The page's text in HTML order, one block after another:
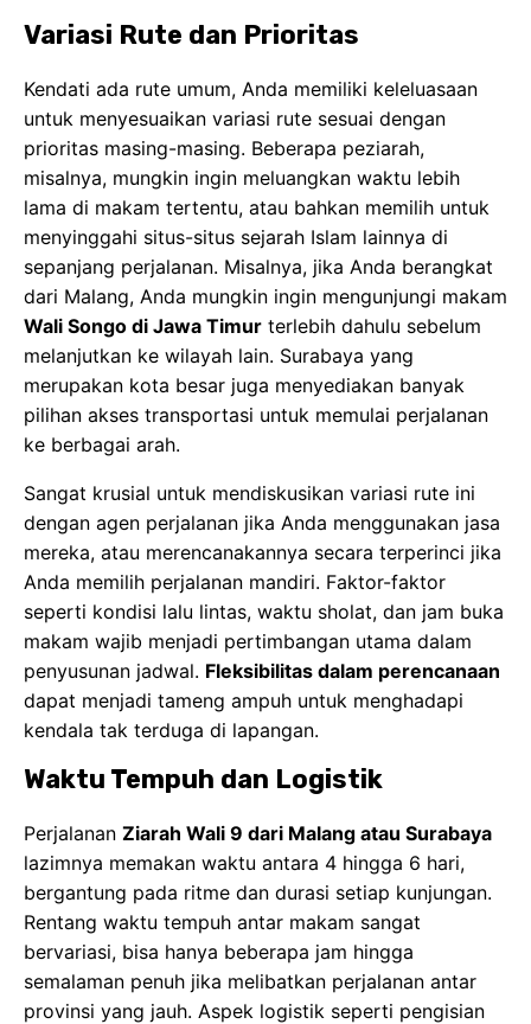
Variasi Rute dan Prioritas
Kendati ada rute umum, Anda memiliki keleluasaan
untuk menyesuaikan variasi rute sesuai dengan
prioritas masing-masing. Beberapa peziarah,
misalnya, mungkin ingin meluangkan waktu lebih
lama di makam tertentu, atau bahkan memilih untuk
menyinggahi situs-situs sejarah Islam lainnya di
sepanjang perjalanan. Misalnya, jika Anda berangkat
dari Malang, Anda mungkin ingin mengunjungi makam
Wali Songo di Jawa Timur terlebih dahulu sebelum
melanjutkan ke wilayah lain. Surabaya yang
merupakan kota besar juga menyediakan banyak
pilihan akses transportasi untuk memulai perjalanan
ke berbagai arah.
Sangat krusial untuk mendiskusikan variasi rute ini
dengan agen perjalanan jika Anda menggunakan jasa
mereka, atau merencanakannya secara terperinci jika
Anda memilih perjalanan mandiri. Faktor-faktor
seperti kondisi lalu lintas, waktu sholat, dan jam buka
makam wajib menjadi pertimbangan utama dalam
penyusunan jadwal. Fleksibilitas dalam perencanaan
dapat menjadi tameng ampuh untuk menghadapi
kendala tak terduga di lapangan.
Waktu Tempuh dan Logistik
Perjalanan Ziarah Wali 9 dari Malang atau Surabaya
lazimnya memakan waktu antara 4 hingga 6 hari,
bergantung pada ritme dan durasi setiap kunjungan.
Rentang waktu tempuh antar makam sangat
bervariasi, bisa hanya beberapa jam hingga
semalaman penuh jika melibatkan perjalanan antar
provinsi yang jauh. Aspek logistik seperti pengisian